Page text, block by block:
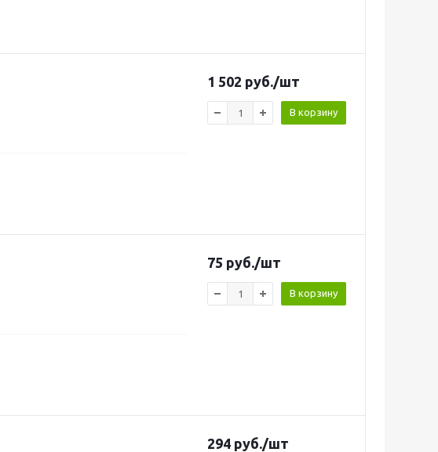
1 502 руб./шт
В корзину
75 руб./шт
В корзину
294 руб./шт